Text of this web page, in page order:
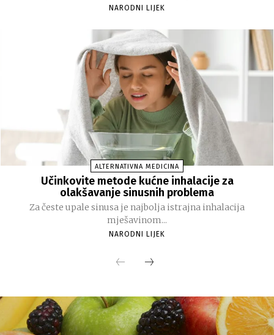
NARODNI LIJEK
ALTERNATIVNA MEDICINA
Učinkovite metode kućne inhalacije za
olakšavanje sinusnih problema
Za česte upale sinusa je najbolja istrajna inhalacija
mješavinom...
NARODNI LIJEK